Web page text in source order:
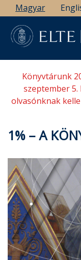
Ugrás
a
tartalomra
Magyar
Könyvtárunk
szeptember
olvasónknak
1% – A